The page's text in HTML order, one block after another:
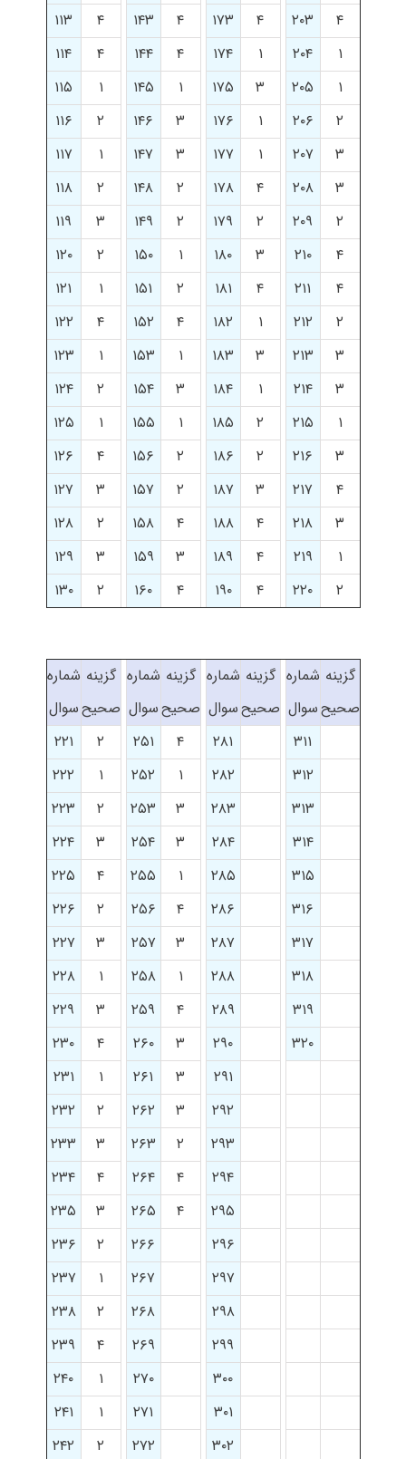
۴ ۲۰۳ ۴ ۱۷۳ ۴ ۱۴۳ ۴
۱۱۳
۱
۲۰۴ ۱ ۱۷۴ ۴ ۱۴۴ ۴
۱۱۴
۱
۲۰۵ ۳ ۱۷۵ ۱ ۱۴۵ ۱
۱۱۵
۲
۲۰۶ ۱ ۱۷۶ ۳ ۱۴۶ ۲
۱۱۶
۳
۲۰۷ ۱ ۱۷۷ ۳ ۱۴۷ ۱
۱۱۷
۳
۲۰۸ ۴ ۱۷۸ ۲ ۱۴۸ ۲
۱۱۸
۲
۲۰۹ ۲ ۱۷۹ ۲ ۱۴۹ ۳
۱۱۹
۴
۲۱۰ ۳ ۱۸۰ ۱ ۱۵۰ ۲
۱۲۰
۴
۲۱۱ ۴ ۱۸۱ ۲ ۱۵۱ ۱
۱۲۱
۲
۲۱۲ ۱ ۱۸۲ ۴ ۱۵۲ ۴
۱۲۲
۳
۲۱۳ ۳ ۱۸۳ ۱ ۱۵۳ ۱
۱۲۳
۳
۲۱۴ ۱ ۱۸۴ ۳ ۱۵۴ ۲
۱۲۴
۱
۲۱۵ ۲ ۱۸۵ ۱ ۱۵۵ ۱
۱۲۵
۳
۲۱۶ ۲ ۱۸۶ ۲ ۱۵۶ ۴
۱۲۶
۴
۲۱۷ ۳ ۱۸۷ ۲ ۱۵۷ ۳
۱۲۷
۳
۲۱۸ ۴ ۱۸۸ ۴ ۱۵۸ ۲
۱۲۸
۱
۲۱۹ ۴ ۱۸۹ ۳ ۱۵۹ ۳
۱۲۹
۲
۲۲۰ ۴ ۱۹۰ ۴ ۱۶۰ ۲ ۱۳۰
گزینه
صحیح
شماره
سوال
گزینه
صحیح
شماره
سوال
گزینه
صحیح
شماره
سوال
گزینه
صحیح
شماره
سوال
۳۱۱
۲۸۱ ۴ ۲۵۱ ۲
۲۲۱
۳۱۲
۲۸۲ ۱ ۲۵۲ ۱
۲۲۲
۳۱۳
۲۸۳ ۳ ۲۵۳ ۲
۲۲۳
۳۱۴
۲۸۴ ۳ ۲۵۴ ۳
۲۲۴
۳۱۵
۲۸۵ ۱ ۲۵۵ ۴
۲۲۵
۳۱۶
۲۸۶ ۴ ۲۵۶ ۲
۲۲۶
۳۱۷
۲۸۷ ۳ ۲۵۷ ۳
۲۲۷
۳۱۸
۲۸۸ ۱ ۲۵۸ ۱
۲۲۸
۳۱۹
۲۸۹ ۴ ۲۵۹ ۳
۲۲۹
۳۲۰
۲۹۰ ۳ ۲۶۰ ۴
۲۳۰
۲۹۱
۳ ۲۶۱ ۱
۲۳۱
۲۹۲
۳ ۲۶۲ ۲
۲۳۲
۲۹۳
۲ ۲۶۳ ۳
۲۳۳
۲۹۴
۴ ۲۶۴ ۴
۲۳۴
۲۹۵
۴ ۲۶۵ ۳
۲۳۵
۲۹۶
۲۶۶ ۲
۲۳۶
۲۹۷
۲۶۷ ۱
۲۳۷
۲۹۸
۲۶۸ ۲
۲۳۸
۲۹۹
۲۶۹ ۴
۲۳۹
۳۰۰
۲۷۰ ۱
۲۴۰
۳۰۱
۲۷۱ ۱
۲۴۱
۳۰۲
۲۷۲ ۲
۲۴۲